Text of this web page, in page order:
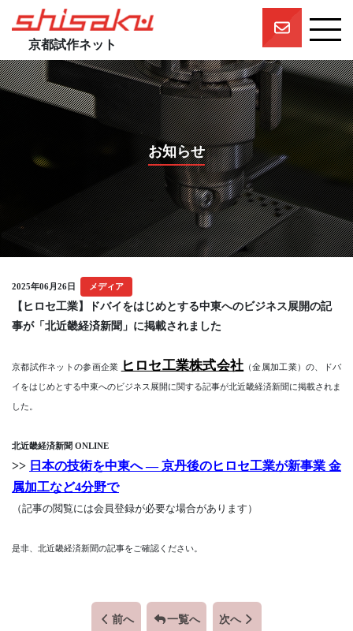
京都試作ネット
京都試作ネットとは
京都試作ネットの技術要素
一押しスタッフ
団体概要
お知らせ
2025年06月26日 メディア
【ヒロセ工業】ドバイをはじめとする中東へのビジネス展開の記
事が「北近畿経済新聞」に掲載されました
京都試作ネットの参画企業 ヒロセ工業株式会社 （金属加工業）の、ドバ
イをはじめとする中東へのビジネス展開に関する記事が北近畿経済新聞に掲載されま
した。
北近畿経済新聞 ONLINE
>> 日本の技術を中東へ ― 京丹後のヒロセ工業が新事業 金
属加工など4分野で
（記事の閲覧には会員登録が必要な場合があります）
是非、北近畿経済新聞の記事をご確認ください。
前へ 一覧へ 次へ